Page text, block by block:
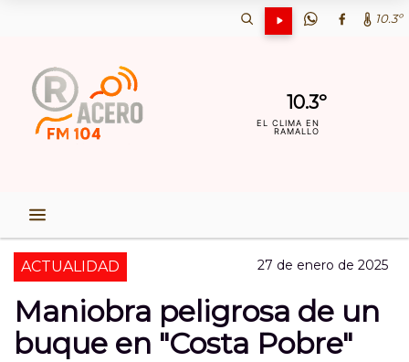
10.3º
10.3º
EL CLIMA EN
RAMALLO
ACTUALIDAD 27 de enero de 2025
Maniobra peligrosa de un
buque en "Costa Pobre"